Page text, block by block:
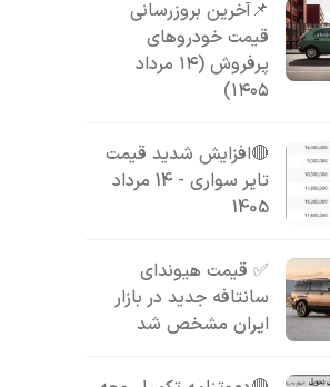
📌آخرین بروزرسانی
قیمت خودروهای
پرفروش (۱۴ مرداد
۱۴۰۵)
🔴افزایش شدید قیمت
تایر سواری - 14 مرداد
1405
✅ قیمت هیوندای
سانتافه جدید در بازار
ایران مشخص شد